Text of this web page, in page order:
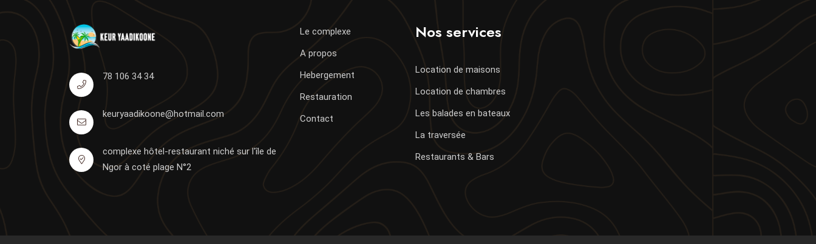
78 106 34 34
keuryaadikoone@hotmail.com
complexe hôtel-restaurant niché sur l'île de
Ngor à coté plage N°2
Le complexe
A propos
Hebergement
Restauration
Contact
Nos services
Location de maisons
Location de chambres
Les balades en bateaux
La traversée
Restaurants & Bars